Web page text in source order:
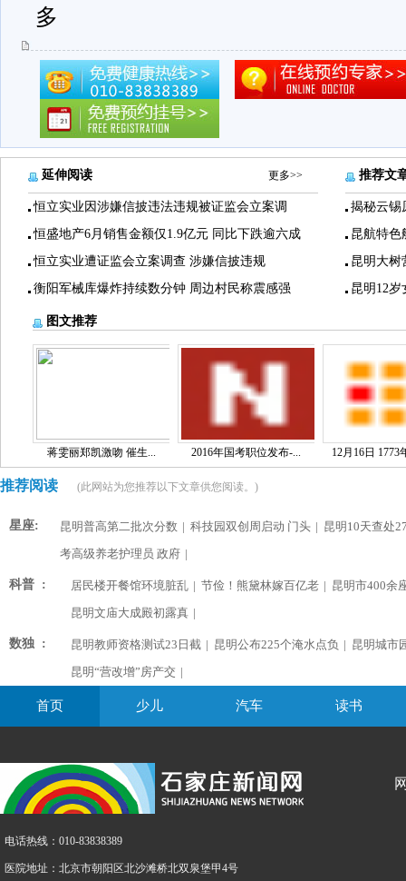
多
延伸阅读 更多>>
恒立实业因涉嫌信披违法违规被证监会立案调
恒盛地产6月销售金额仅1.9亿元 同比下跌逾六成
恒立实业遭证监会立案调查 涉嫌信披违规
衡阳军械库爆炸持续数分钟 周边村民称震感强
推荐文
揭秘云锡
昆航特色
昆明大树
昆明12
图文推荐
蒋雯丽郑凯激吻 催生... 2016年国考职位发布-... 12月16日 1773
推荐阅读 (此网站为您推荐以下文章供您阅读。)
星座: 昆明普高第二批次分数 | 科技园双创周启动 门头 | 昆明10天查处
考高级养老护理员 政府 |
科普 : 居民楼开餐馆环境脏乱 | 节俭！熊黛林嫁百亿老 | 昆明市400余
昆明文庙大成殿初露真 |
数独 : 昆明教师资格测试23日截 | 昆明公布225个淹水点负 | 昆明城市
昆明“营改增”房产交 |
首页 少儿 汽车 读书
电话热线：010-83838389
医院地址：北京市朝阳区北沙滩桥北双泉堡甲4号